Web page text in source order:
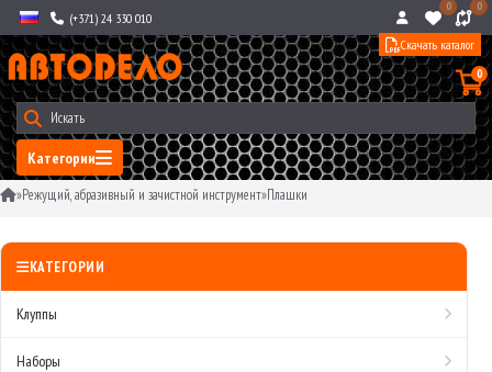
(+371) 24 330 010
0 0
Категории
0
Скачать каталог
»Режущий, абразивный и зачистной инструмент»Плашки
КАТЕГОРИИ
Клуппы
Наборы